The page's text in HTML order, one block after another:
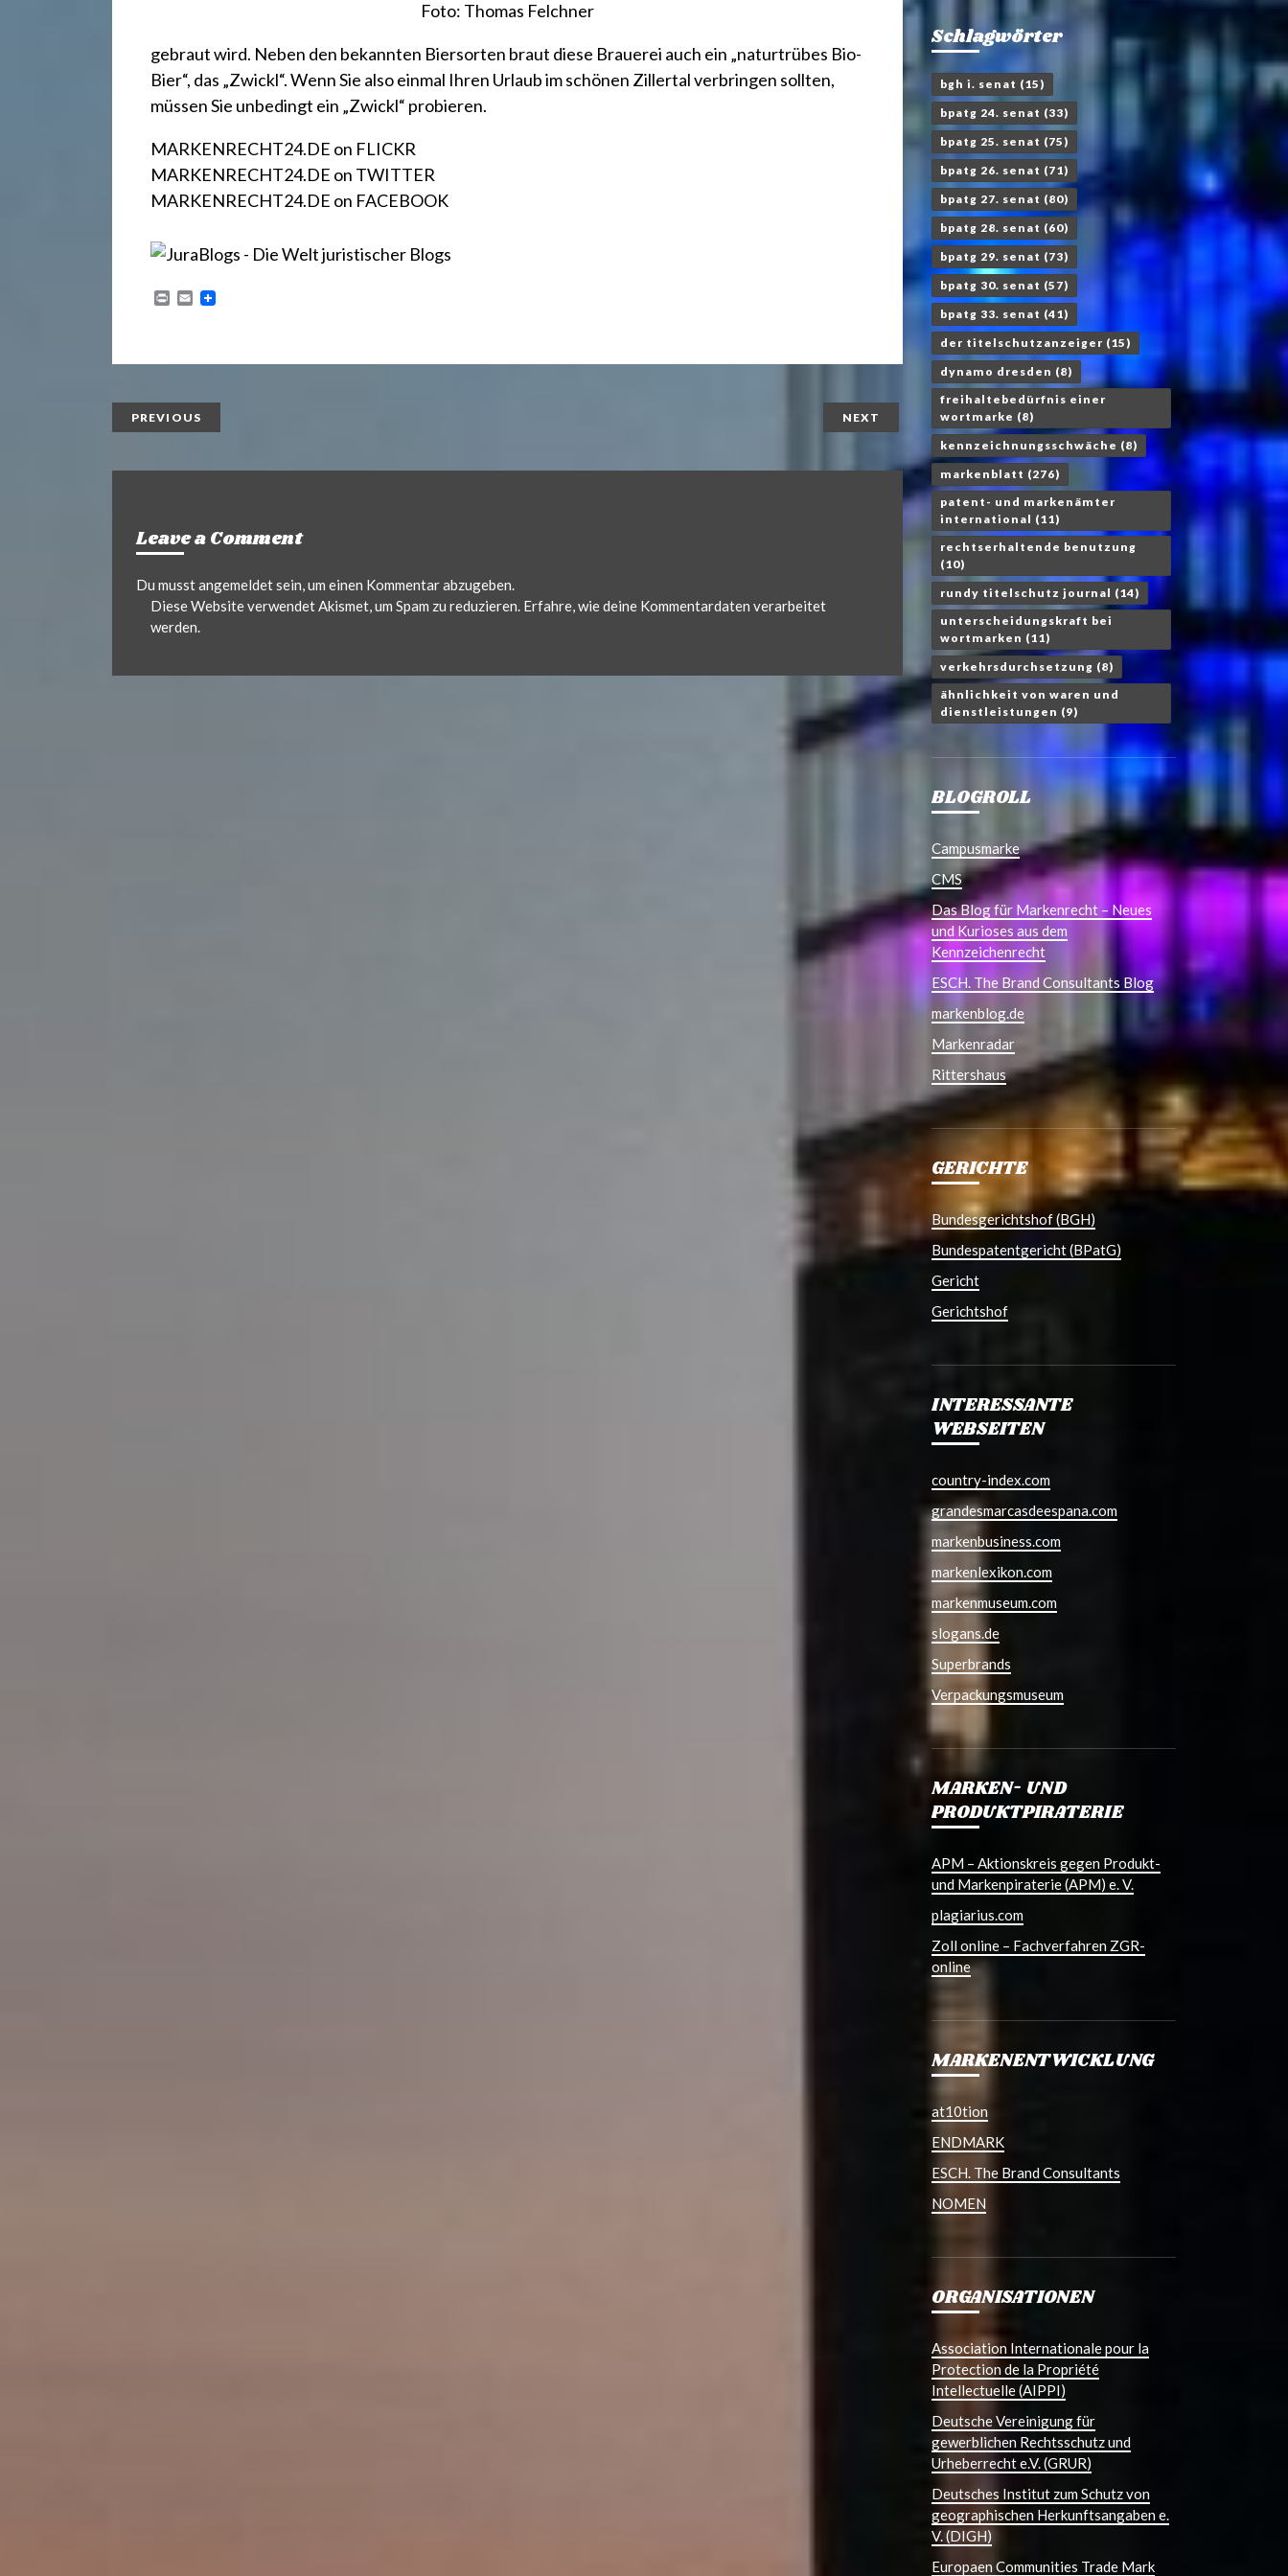
Foto: Thomas Felchner
gebraut wird. Neben den bekannten Biersorten braut diese Brauerei auch ein „naturtrübes Bio-
Bier“, das „Zwickl“. Wenn Sie also einmal Ihren Urlaub im schönen Zillertal verbringen sollten,
müssen Sie unbedingt ein „Zwickl“ probieren.
MARKENRECHT24.DE on FLICKR
MARKENRECHT24.DE on TWITTER
MARKENRECHT24.DE on FACEBOOK
E
PREVIOUS NEXT
Leave a Comment
Du musstangemeldetsein, um einen Kommentar abzugeben.
Diese Website verwendet Akismet, um Spam zu reduzieren. Erfahre, wie deine Kommentardaten verarbeitet
werden.
Schlagwörter
bgh i. senat (15)
bpatg 24. senat (33)
bpatg 25. senat (75)
bpatg 26. senat (71)
bpatg 27. senat (80)
bpatg 28. senat (60)
bpatg 29. senat (73)
bpatg 30. senat (57)
bpatg 33. senat (41)
der titelschutzanzeiger (15)
dynamo dresden (8)
freihaltebedürfnis einer
wortmarke (8)
kennzeichnungsschwäche (8)
markenblatt (276)
patent- und markenämter
international (11)
rechtserhaltende benutzung
(10)
rundy titelschutz journal (14)
unterscheidungskraft bei
wortmarken (11)
verkehrsdurchsetzung (8)
ähnlichkeit von waren und
dienstleistungen (9)
BLOGROLL
Campusmarke
CMS
Das Blog für Markenrecht – Neues
und Kurioses aus dem
Kennzeichenrecht
ESCH. The Brand Consultants Blog
markenblog.de
Markenradar
Rittershaus
GERICHTE
Bundesgerichtshof (BGH)
Bundespatentgericht (BPatG)
Gericht
Gerichtshof
INTERESSANTE
WEBSEITEN
country-index.com
grandesmarcasdeespana.com
markenbusiness.com
markenlexikon.com
markenmuseum.com
slogans.de
Superbrands
Verpackungsmuseum
MARKEN- UND
PRODUKTPIRATERIE
APM – Aktionskreis gegen Produkt-
und Markenpiraterie (APM) e. V.
plagiarius.com
Zoll online – Fachverfahren ZGR-
online
MARKENENTWICKLUNG
at10tion
ENDMARK
ESCH. The Brand Consultants
NOMEN
ORGANISATIONEN
Association Internationale pour la
Protection de la Propriété
Intellectuelle (AIPPI)
Deutsche Vereinigung für
gewerblichen Rechtsschutz und
Urheberrecht e.V. (GRUR)
Deutsches Institut zum Schutz von
geographischen Herkunftsangaben e.
V. (DIGH)
Europaen Communities Trade Mark